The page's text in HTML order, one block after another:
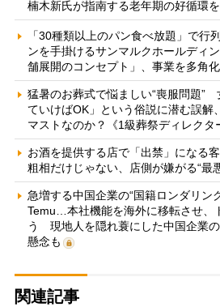
楠木新氏が指南する老年期の好循環
「30種類以上のパン食べ放題」で行
ンを手掛けるサンマルクホールディ
舗展開のコンセプト」、事業を多角
猛暑のお葬式で悩ましい“喪服問題”
ていけばOK」という俗説に潜む誤解
マストなのか？《1級葬祭ディレクタ
お酒を提供する店で「出禁」になる
粗相だけじゃない、店側が嫌がる“最
急増する中国企業の“国籍ロンダリン
Temu…本社機能を海外に移転させ、
う 現地人を隠れ蓑にした中国企業
懸念も
関連記事